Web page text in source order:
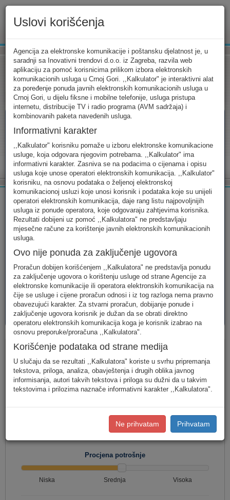
Tarifni kalkulator Uslovi korišćenja Kontakt
Tarifni kalkulator
Odaberite usluge koje koristite, popunite sva potrebna polja i
izaberite za sebe ono najbolje...
FIKSNA MOBILNA INTERNET
AVM
usluge
PAKETI
usluga
Fiksna telefonija
Jednostavan unos
(Za jednostavan unos raspodjela
korisnika u Crnoj Gori.)
(Za definisanje raspodjele saobraćaja prema
konkretnim destinacijama, koristite detaljan unos potrošnje.)
Procjena potrošnje
Niska Srednja Visoka
Uslovi korišćenja
Agencija za elektronske komunikacije i poštansku djelatnost je, u
saradnji sa Inovativni trendovi d.o.o. iz Zagreba, razvila web
aplikaciju za pomoć korisnicima prilikom izbora elektronskih
komunikacionih usluga u Crnoj Gori. ,,Kalkulator" je interaktivni alat
za poređenje ponuda javnih elektronskih komunikacionih usluga u
Crnoj Gori, u dijelu fiksne i mobilne telefonije, usluga pristupa
internetu, distribucije TV i radio programa (AVM sadržaja) i
kombinovanih paketa navedenih usluga.
Informativni karakter
,,Kalkulator" korisniku pomaže u izboru elektronske komunikacione
usluge, koja odgovara njegovim potrebama. ,,Kalkulator" ima
informativni karakter. Zasniva se na podacima o cijenama i opisu
usluga koje unose operatori elektronskih komunikacija. ,,Kalkulator"
korisniku, na osnovu podataka o željenoj elektronskoj
komunikacionoj usluzi koje unosi korisnik i podataka koje su unijeli
operatori elektronskih komunikacija, daje rang listu najpovoljnijih
usluga iz ponude operatora, koje odgovaraju zahtjevima korisnika.
Rezultati dobijeni uz pomoć ,,Kalkulatora" ne predstavljaju
mjesečne račune za korištenje javnih elektronskih komunikacionih
usluga.
Ovo nije ponuda za zaključenje ugovora
Proračun dobijen korišćenjem ,,Kalkulatora" ne predstavlja ponudu
za zaključenje ugovora o korištenju usluge od strane Agencije za
elektronske komunikacije ili operatora elektronskih komunikacija na
čije se usluge i cijene proračun odnosi i iz tog razloga nema pravno
obavezujući karakter. Za stvarni proračun, dobijanje ponude i
zaključenje ugovora korisnik je dužan da se obrati direktno
operatoru elektronskih komunikacija koga je korisnik izabrao na
osnovu preporuke/proračuna ,,Kalkulatora".
Korišćenje podataka od strane medija
U slučaju da se rezultati ,,Kalkulatora" koriste u svrhu pripremanja
tekstova, priloga, analiza, obavještenja i drugih oblika javnog
informisanja, autori takvih tekstova i priloga su dužni da u takvim
tekstovima i prilozima naznače informativni karakter ,,Kalkulatora".
Ne prihvatam Prihvatam